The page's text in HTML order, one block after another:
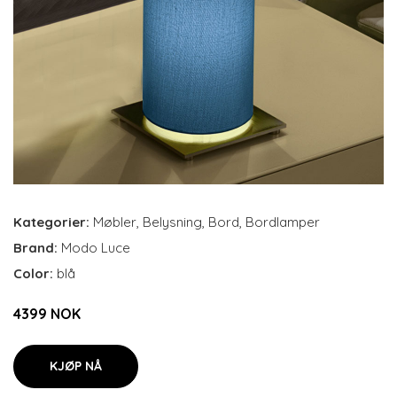
Kategorier: Møbler, Belysning, Bord, Bordlamper
Brand: Modo Luce
Color: blå
4399 NOK
KJØP NÅ